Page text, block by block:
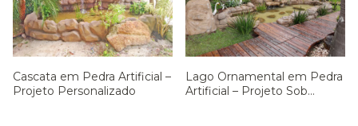
Cascata em Pedra Artificial –
Projeto Personalizado
Lago Ornamental em Pedra
Artificial – Projeto Sob